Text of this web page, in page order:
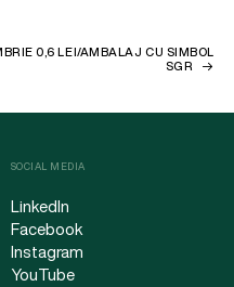
0,6 LEI/AMBALAJ CU SIMBOL
SGR
SOCIAL MEDIA
LinkedIn
Facebook
Instagram
YouTube